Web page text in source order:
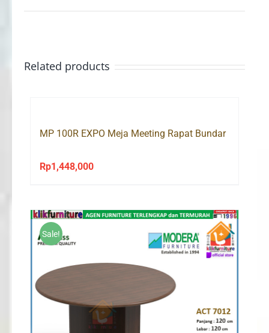
Related products
MP 100R EXPO Meja Meeting Rapat Bundar
Rp1,448,000
Sale!